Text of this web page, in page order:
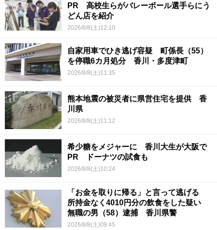
PR 高校生らがバレーボール選手らにう
どん店を紹介
2026/8/8(土)12:10
自家用車でひき逃げ容疑 町係長（55）
を停職6カ月処分 香川・多度津町
2026/8/8(土)11:35
熊本地震の被災者に県営住宅を提供 香
川県
2026/8/8(土)11:12
希少糖をメジャーに 香川大生が大阪で
PR ドーナツの試食も
2026/8/8(土)10:24
「お金を取りに帰る」と言って逃げる
所持金なく4010円分の飲食をした疑い
無職の男（58）逮捕 香川県警
2026/8/8(土)09:45